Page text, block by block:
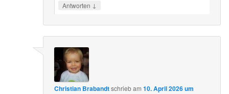
Antworten ↓
Christian Brabandtschriebam10. April 2026 um